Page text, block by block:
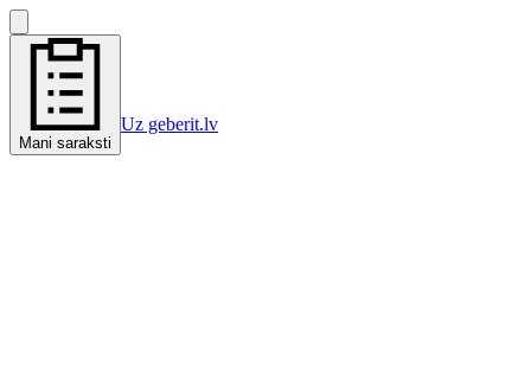
Mani saraksti
Uz geberit.lv